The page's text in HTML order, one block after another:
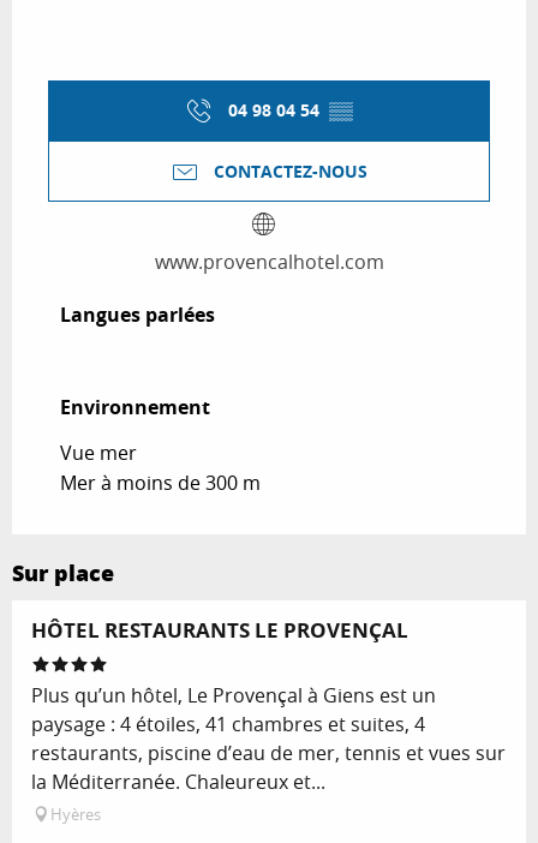
04 98 04 54 ▒▒
CONTACTEZ-NOUS
www.provencalhotel.com
Langues parlées
Langues parlées
Environnement
Environnement
Vue mer
Mer à moins de 300 m
Sur place
HÔTEL RESTAURANTS LE PROVENÇAL
Plus qu’un hôtel, Le Provençal à Giens est un
paysage : 4 étoiles, 41 chambres et suites, 4
restaurants, piscine d’eau de mer, tennis et vues sur
la Méditerranée. Chaleureux et...
Hyères